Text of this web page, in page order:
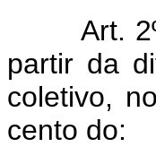
Art. 2º
partir da
coletivo,
cento do: